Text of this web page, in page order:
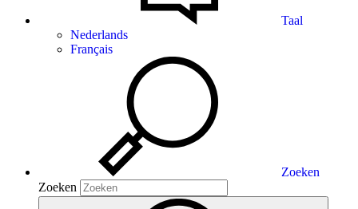
Taal
Nederlands
Français
Zoeken
Zoeken